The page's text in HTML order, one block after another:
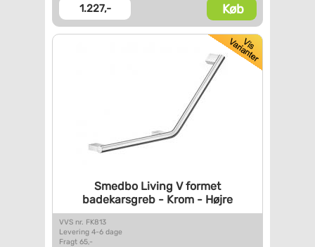
1.227,- Køb
Smedbo Living V formet
badekarsgreb - Krom - Højre
VVS nr. FK813
Levering 4-6 dage
Fragt 65,-